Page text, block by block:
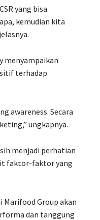
yang bisa
kemudian kita
menyampaikan
terhadap
awareness. Secara
ungkapnya.
menjadi perhatian
faktor-faktor yang
Marifood Group akan
dan tanggung